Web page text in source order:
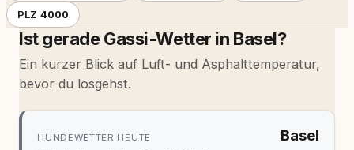
PLZ 4000
Ist gerade Gassi-Wetter in Basel?
Ein kurzer Blick auf Luft- und Asphalttemperatur,
bevor du losgehst.
HUNDEWETTER HEUTE Basel